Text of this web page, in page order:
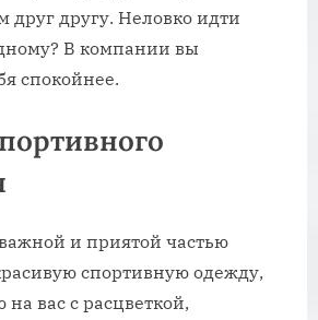
друг другу. Неловко идти
В компании вы
спокойнее.
и приятой частью
спортивную одежду,
вас с расцветкой,